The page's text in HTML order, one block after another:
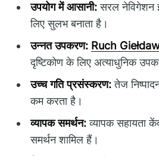
उपयोग में आसानी:सरल नेविगेशन
लिए सुलभ बनाता है।
उन्नत उपकरण: Ruch
दृष्टिकोण के लिए अत्याधुनिक
उच्च गति प्रसंस्करण:तेज
कम करता है।
व्यापक समर्थन:व्यापक सहायता
समर्थन शामिल हैं।